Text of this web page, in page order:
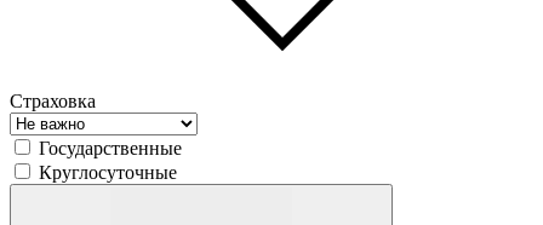
Страховка
Государственные
Круглосуточные